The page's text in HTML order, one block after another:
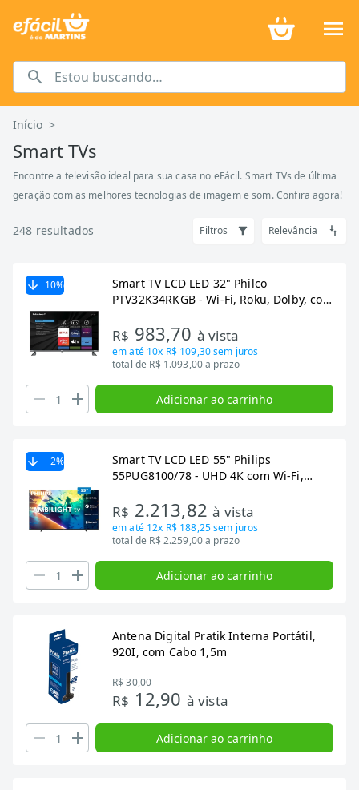
Início >
Smart TVs
Encontre a televisão ideal para sua casa no eFácil. Smart TVs de última
geração com as melhores tecnologias de imagem e som. Confira agora!
248 resultados Filtros Relevância
10%
Smart TV LCD LED 32" Philco
PTV32K34RKGB - Wi-Fi, Roku, Dolby, com
R$ 983,70 à vista
em até 10x R$ 109,30sem juros
total de R$ 1.093,00 a prazo
Adicionar ao carrinho
2%
Smart TV LCD LED 55" Philips
55PUG8100/78 - UHD 4K com Wi-Fi,
USB, 60 Hz
R$ 2.213,82à vista
em até 12x R$ 188,25sem juros
total de R$ 2.259,00 a prazo
Adicionar ao carrinho
Antena Digital Pratik Interna Portátil,
920I, com Cabo 1,5m
R$ 30,00
R$ 12,90 à vista
Adicionar ao carrinho